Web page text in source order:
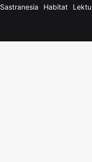
Sastranesia Habitat